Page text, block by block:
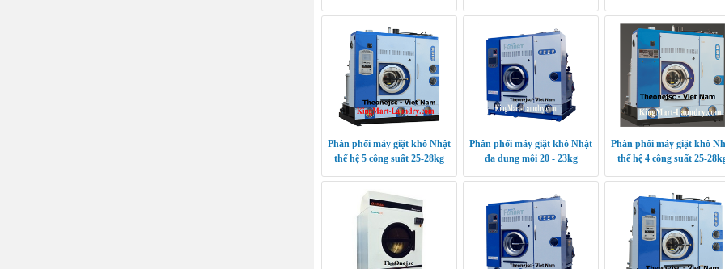
Phân phối máy giặt khô Nhật
thế hệ 5 công suất 25-28kg
Phân phối máy giặt khô Nhật
đa dung môi 20 - 23kg
Phân phối máy giặt khô
thế hệ 4 công suất 25-